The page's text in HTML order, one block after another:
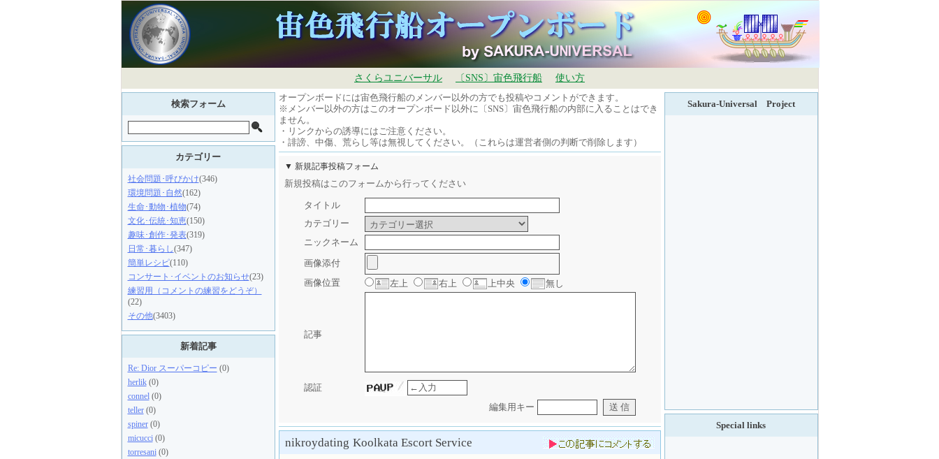
さくらユニバーサル 〔SNS〕宙色飛行船
使い方
オープンボードには宙色飛行船のメンバー以外の方でも投稿やコメントができます。
※メンバー以外の方はこのオープンボード以外に〔SNS〕宙色飛行船の内部に入ることはでき
ません。
・リンクからの誘導にはご注意ください。
・誹謗、中傷、荒らし等は無視してください。（これらは運営者側の判断で削除します）
▼ 新規記事投稿フォーム
新規投稿はこのフォームから行ってください
タイトル
カテゴリー
ニックネーム
画像添付
画像位置
左上 右上 上中央 無し
記事
認証
編集用キー
nikroydating Koolkata Escort Service
検索フォーム
カテゴリー
社会問題･呼びかけ(346)
環境問題･自然(162)
生命･動物･植物(74)
文化･伝統･知恵(150)
趣味･創作･発表(319)
日常･暮らし(347)
簡単レシピ(110)
コンサート･イベントのお知らせ(23)
練習用（コメントの練習をどうぞ）
(22)
その他(3403)
新着記事
Re: Dior スーパーコピー (0)
herlik(0)
connel(0)
teller(0)
spiner(0)
micucci(0)
torresani(0)
Sakura-Universal Project
Special links